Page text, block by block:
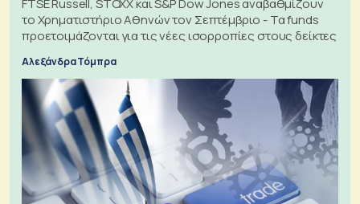
το Χρηματιστήριο Αθηνών τον Σεπτέμβριο - Τα funds
προετοιμάζονται για τις νέες ισορροπίες στους δείκτες
Αλεξάνδρα Τόμπρα